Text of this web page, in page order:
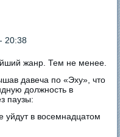
20:38
жанр. Тем не менее.
давеча по «Эху», что
должность в
паузы:
уйдут в восемнадцатом